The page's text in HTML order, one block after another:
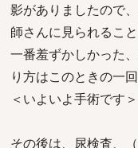
影がありましたので
師さんに見られるこ
一番羞ずかしかった
り方はこのときの一回
＜いよいよ手術です＞
その後は、尿検査、